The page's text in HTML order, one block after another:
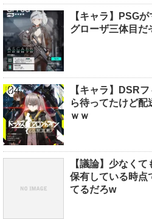
【キャラ】PSG
グローザ三体目だ
【キャラ】DSR
ら待ってたけど配
ｗｗ
【議論】少なく
保有している時点
てるだろw